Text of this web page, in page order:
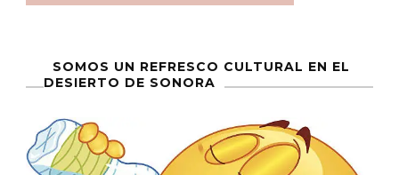
SOMOS UN REFRESCO CULTURAL EN EL
DESIERTO DE SONORA